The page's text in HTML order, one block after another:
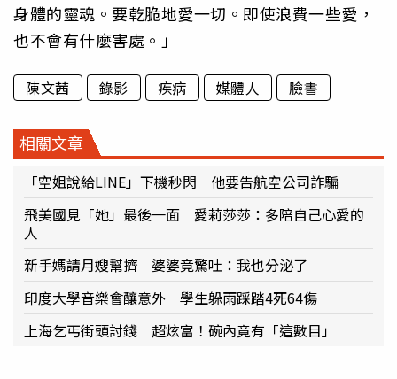
身體的靈魂。要乾脆地愛一切。即使浪費一些愛，
也不會有什麼害處。」
陳文茜 錄影 疾病 媒體人 臉書
相關文章
「空姐說給LINE」下機秒閃 他要告航空公司詐騙
飛美國見「她」最後一面 愛莉莎莎：多陪自己心愛的
人
新手媽請月嫂幫擠 婆婆竟驚吐：我也分泌了
印度大學音樂會釀意外 學生躲雨踩踏4死64傷
上海乞丐街頭討錢 超炫富！碗內竟有「這數目」